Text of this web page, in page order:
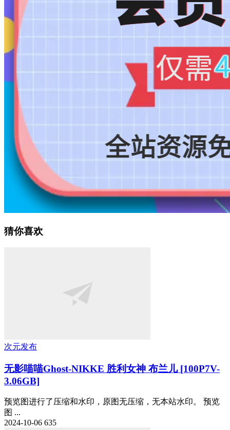
猜你喜欢
次元发布
无影喵喵Ghost-NIKKE 胜利女神 布兰儿 [100P7V-
3.06GB]
预览图进行了压缩和水印，原图无压缩，无本站水印。 预览
图 ...
2024-10-06 635